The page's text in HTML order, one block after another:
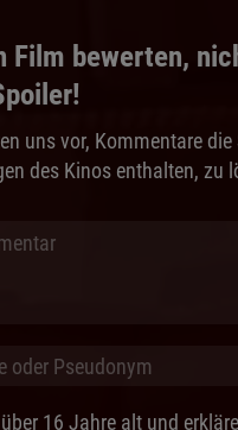
Film bewerten,
uns vor, Kommentare die
des Kinos enthalten, zu
16 Jahre alt und